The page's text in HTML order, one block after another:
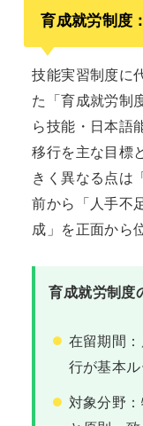
育成就労制度
技能実習制度に
た「育成就労制
ら技能・日本語
移行を主な目標
きく異なる点は
前から「人手不
成」を正面から
育成就労制度
在留期間
行が基本ル
対象分野